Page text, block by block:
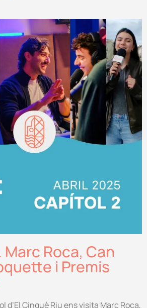
Roca, Can
i Premis
d’El Cinquè Riu ens visita Marc Roca,